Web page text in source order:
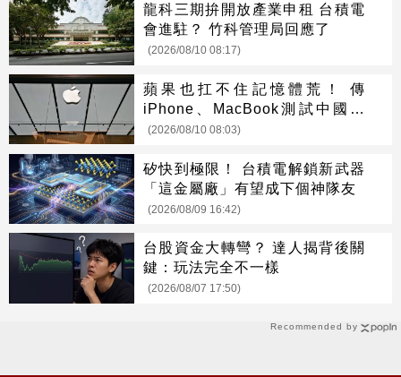
Recommended by
龍科三期拚開放產業申租 台積電
會進駐？ 竹科管理局回應了
(2026/08/10 08:17)
蘋果也扛不住記憶體荒！ 傳
iPhone、MacBook測試中國製
晶片
(2026/08/10 08:03)
矽快到極限！ 台積電解鎖新武器
「這金屬廠」有望成下個神隊友
(2026/08/09 16:42)
台股資金大轉彎？ 達人揭背後關
鍵：玩法完全不一樣
(2026/08/07 17:50)